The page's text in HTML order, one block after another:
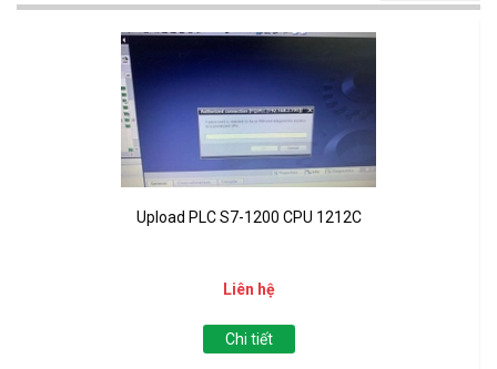
Upload PLC S7-1200 CPU 1212C
Liên hệ
Chi tiết